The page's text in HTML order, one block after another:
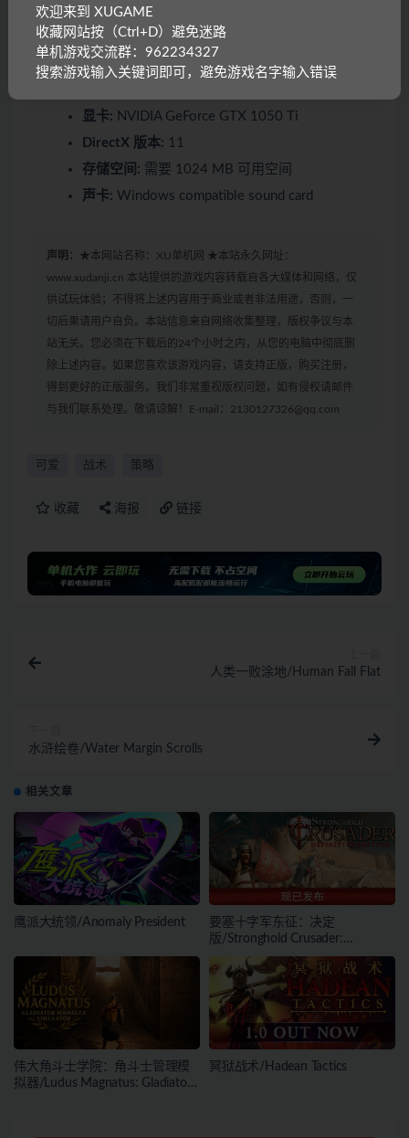
操作系统:Windows 10 or newer
处理器:2.4 GHz Quad Core
显卡: NVIDIA GeForce GTX 1050 Ti
DirectX 版本: 11
存储空间: 需要 1024 MB 可用空间
声卡: Windows compatible sound card
声明： ★本网站名称：XU单机网 ★本站永久网址：
www.xudanji.cn 本站提供的游戏内容转载自各大媒体和网络，仅
供试玩体验；不得将上述内容用于商业或者非法用途，否则，一
切后果请用户自负。本站信息来自网络收集整理，版权争议与本
站无关。您必须在下载后的24个小时之内，从您的电脑中彻底删
除上述内容。如果您喜欢该游戏内容，请支持正版，购买注册，
得到更好的正版服务。我们非常重视版权问题，如有侵权请邮件
与我们联系处理。敬请谅解！E-mail：2130127326@qq.com
可爱 战术 策略
收藏 海报 链接
人类一败涂地/Human Fall Flat
水浒绘卷/Water Margin Scrolls
相关文章
鹰派大统领/Anomaly President
要塞十字军东征：决定
版/Stronghold Crusader:
Definitive Edition
伟大角斗士学院：角斗士管理模
拟器/Ludus Magnatus: Gladiator
冥狱战术/Hadean Tactics
欢迎来到 XUGAME
收藏网站按（Ctrl+D）避免迷路
单机游戏交流群：962234327
搜索游戏输入关键词即可，避免游戏名字输入错误